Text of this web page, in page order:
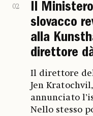
02
Il
slovacco
alla
direttore
Il direttore
Jen
annunciato
Nello stesso